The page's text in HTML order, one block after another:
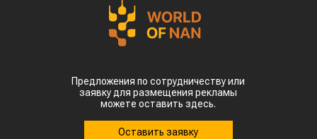
Предложения по сотрудничеству или
заявку для размещения рекламы
можете оставить здесь.
Оставить заявку